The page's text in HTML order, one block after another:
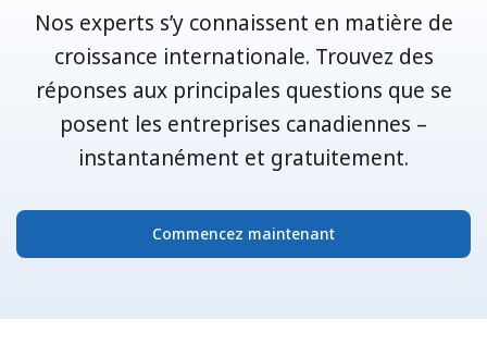
Nos experts s’y connaissent en matière de
croissance internationale. Trouvez des
réponses aux principales questions que se
posent les entreprises canadiennes –
instantanément et gratuitement.
Commencez maintenant